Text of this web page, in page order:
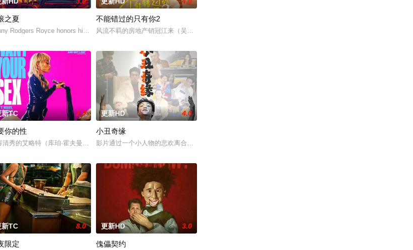
觀，其中「Tru
入财务困境，她答应为挚友雅斯敏牵线搭桥，为她安排相亲
之夏
Rodgers Royce honors his late mother
不能错过的只有你2
风流不羁的房地产销冠江来（吴翊歌 饰），为利益化身“深情画家”，步步为营接近倔强女医生李梦
了一场仅有一次的演出
新TC 2.0
你的性
清秀的艾略特（库珀·霍夫曼 Cooper Hoffman 饰）在著名艺术家艾丽卡·特蕾
更新HD 4.0
小丑奇缘
影片通过一个小人物的悲欢离合，宣扬了树立正确的恋爱观生活观的必要性，鞭挞了追金，虚荣等错误
新TC 8.0
限定
更新HD 3.0
傀儡契约